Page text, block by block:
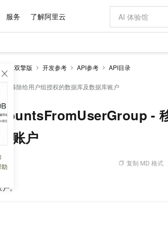
服务 了解阿里云
企业双擎版 开发参考 API参考
API目录
）
- 移除给用户组授权的数据库及数据库账户
-
账户
复制 MD 格式
。
最新旗舰模型，长程编程与推理利器
Deepseek-v4-pro
让文字生成流
域名与网站
提供智能易用的域名与建站服务
象存储 OSS
稳定、安全、高性价比、高性能的云存储服务
人工智能平台 PAI
站式AI开发、训练和推理服务
CN
云数据库
云原生的云
睿译宝，AI翻译排版一步到位
上传文档即自动完成翻译和格式还原
5.2：长任务时代开源旗舰模型
真正可用的 1M 上下文,一次完成代码全链路开发
Hermes Agent，打造自进化智能体
主进化，持久记忆，越用越聪明
Code + GStack 打造工程团队
即刻拥有
轻松解锁专属
特惠
智启 AI 普惠权益
至高享 1亿+免费 tokens，加速 Al 应用落地
里云 OPC 创新助力计划
高百万元 Token 补贴，加速一人公司成长
Token Plan 模型订阅计划
Max 首发尝鲜，限时加量 10 倍，夜间低至2折
问办公，限时限量积分加倍
AI 场景体
AI 电商营销
从图文生成到
AI助力短剧漫
格计算器
自助选配和估算价格
格优势
动算力普惠，释放技术红利
配置报价
据与 API
数据集
份实名认证
信
文字识别
票查验
气预报查询
基础软件
CentOS
全能环境
为产品伙伴
产品生态集成认证中心
品生态伙伴工作台
产品伙伴
云存储合作计
Salesforce
业增值服务
企业支持计划
业增值服务台
企业成长
务实践
阿里云认证
训练营
官网公告
佳实践
云上春晚
栖战略参考
上的中国
融模力时刻
户案例
市场活动
云栖大会
魔搭